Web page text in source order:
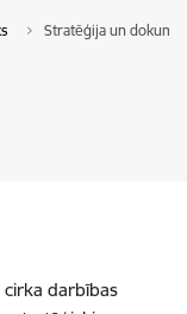
Stratēģija un
cirka darbības